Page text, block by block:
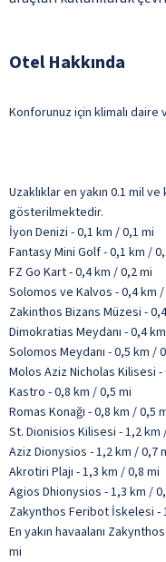
Otel Hakkında
Konforunuz için klimalı daire
Uzaklıklar en yakın 0.1 mil
gösterilmektedir.
İyon Denizi - 0,1 km / 0,1 mi
Fantasy Mini Golf - 0,1 km /
FZ Go Kart - 0,4 km / 0,2 mi
Solomos ve Kalvos - 0,4 km /
Zakinthos Bizans Müzesi -
Dimokratias Meydanı - 0,4
Solomos Meydanı - 0,5 km /
Molos Aziz Nicholas Kilisesi -
Kastro - 0,8 km / 0,5 mi
Romas Konağı - 0,8 km / 0,5
St. Dionisios Kilisesi - 1,2 km
Aziz Dionysios - 1,2 km / 0,7
Akrotiri Plajı - 1,3 km / 0,8 mi
Agios Dhionysios - 1,3 km /
Zakynthos Feribot İskelesi -
En yakın havaalanı
mi